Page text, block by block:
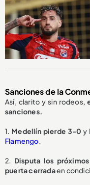
Sanciones de la
Así, clarito y sin rodeos,
sanciones.
1. Medellín pierde 3-0 y
Flamengo.
2. Disputa los
puerta cerradaen